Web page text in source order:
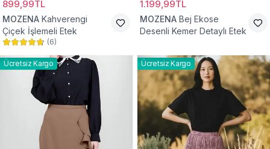
899,99TL
MOZENA Kahverengi
Çiçek İşlemeli Etek
(6)
1.199,99TL
MOZENA Bej Ekose
Desenli Kemer Detaylı Etek
Ücretsiz Kargo Ücretsiz Kargo